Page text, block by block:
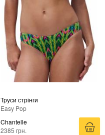
Труси стрінги
Easy Pop
Chantelle
2385 грн.